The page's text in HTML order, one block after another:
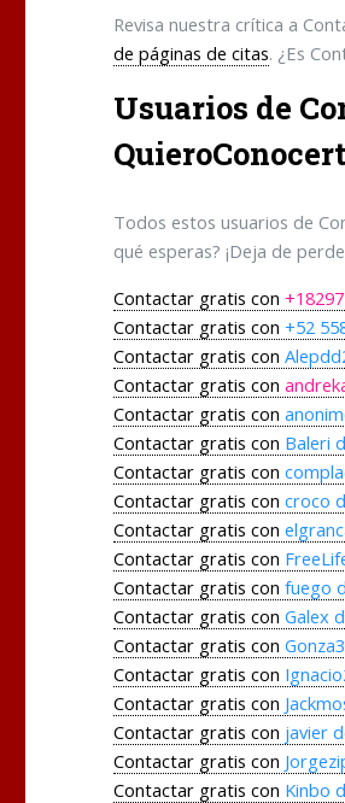
Revisa nuestra crítica a
de páginas de citas. ¿Es
Usuarios de
Todos estos usuarios de
qué esperas? ¡Deja de
Contactar gratis con
Contactar gratis con+52
Contactar gratis con
Contactar gratis con
Contactar gratis con
Contactar gratis con Baleri
Contactar gratis con
Contactar gratis concroco
Contactar gratis con
Contactar gratis con
Contactar gratis confuego
Contactar gratis conGalex
Contactar gratis con
Contactar gratis con
Contactar gratis con
Contactar gratis con javier
Contactar gratis con
Contactar gratis con Kinbo